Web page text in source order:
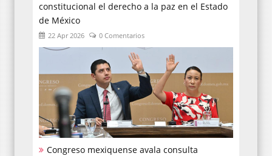
constitucional el derecho a la paz en el Estado
de México
22 Apr 2026 0 Comentarios
Congreso mexiquense avala consulta